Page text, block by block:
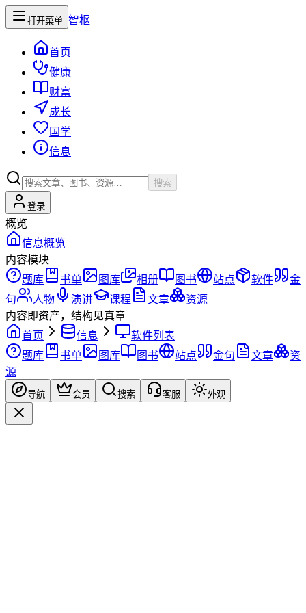
打开菜单 智枢
首页
健康
财富
成长
国学
信息
搜索
登录
概览
信息概览
内容模块
题库
书单 图库 相册 图书 站点 软件
金
句
人物 演讲 课程 文章
资源
内容即资产，结构见真章
首页
信息
软件列表
题库
书单 图库 图书 站点 金句 文章
资
源
导航 会员 搜索 客服 外观